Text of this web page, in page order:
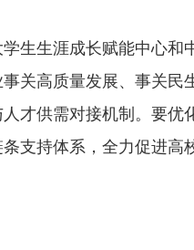
生涯成长赋能中心和
关高质量发展、事关
才供需对接机制。要
支持体系，全力促进高